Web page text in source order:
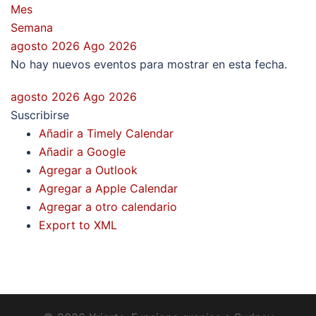
Mes
Semana
agosto 2026 Ago 2026
No hay nuevos eventos para mostrar en esta fecha.
agosto 2026 Ago 2026
Suscribirse
Añadir a Timely Calendar
Añadir a Google
Agregar a Outlook
Agregar a Apple Calendar
Agregar a otro calendario
Export to XML